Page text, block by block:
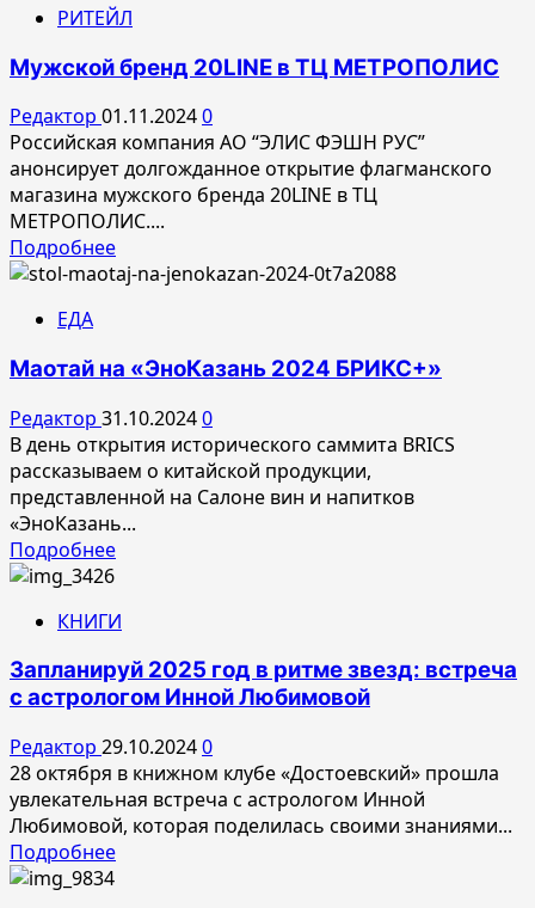
РИТЕЙЛ
Мужской бренд 20LINE в ТЦ МЕТРОПОЛИС
Редактор 01.11.20240
Российская компания АО “ЭЛИС ФЭШН РУС”
анонсирует долгожданное открытие флагманского
магазина мужского бренда 20LINE в ТЦ
МЕТРОПОЛИС....
ПодробнееПрочитать
больше
20LINE
ТЦ
МЕТРОПОЛИС
ЕДА
Маотай на «ЭноКазань 2024 БРИКС+»
Редактор 31.10.20240
В день открытия исторического саммита BRICS
рассказываем о китайской продукции,
представленной на Салоне вин и напитков
«ЭноКазань...
ПодробнееПрочитать
Маотай
«ЭноКазань
2024
КНИГИ
Запланируй 2025 год в ритме звезд: встреча
с астрологом Инной Любимовой
Редактор 29.10.20240
28 октября в книжном клубе «Достоевский» прошла
увлекательная встреча с астрологом Инной
Любимовой, которая поделилась своими знаниями...
ПодробнееПрочитать